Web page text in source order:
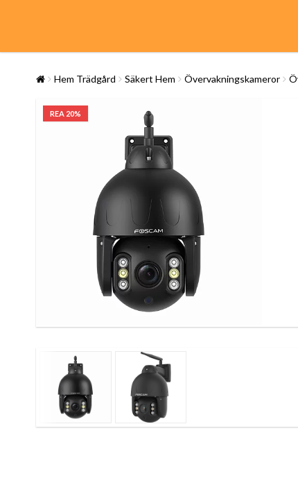
Hem Trädgård Säkert Hem Övervakningskameror
REA 20%